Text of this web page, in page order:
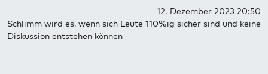
12. Dezember 2023 20:50
Schlimm wird es, wenn sich Leute 110%ig sicher sind und keine
Diskussion entstehen können